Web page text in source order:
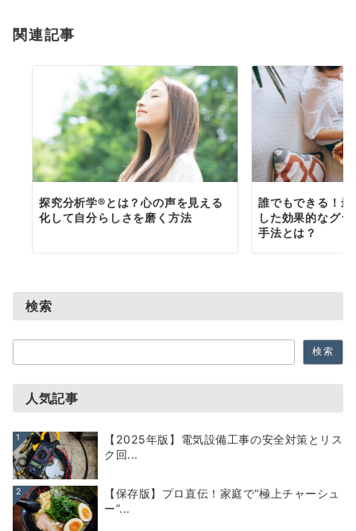
ン
関連記事
探究分析学®︎とは？心の声を見える
化して自分らしさを磨く方法
誰でもできる！
した効果的なグ
手法とは？
検索
索
検索
人気記事
1
【2025年版】電気設備工事の安全対策とリス
ク回...
2
【保存版】プロ直伝！家庭で“極上チャーシュ
ー”...